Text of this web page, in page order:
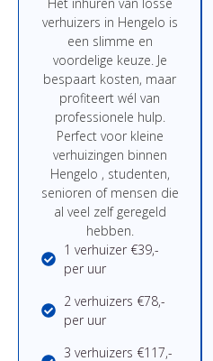
verhuizers in Hengelo is
een slimme en
voordelige keuze. Je
bespaart kosten, maar
profiteert wél van
professionele hulp.
Perfect voor kleine
verhuizingen binnen
Hengelo , studenten,
senioren of mensen die
al veel zelf geregeld
hebben.
1 verhuizer €39,-
per uur
2 verhuizers €78,-
per uur
3 verhuizers €117,-